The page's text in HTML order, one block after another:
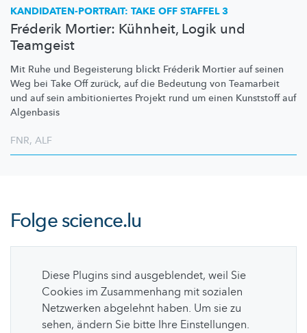
KANDIDATEN-PORTRAIT: TAKE OFF STAFFEL 3
Fréderik Mortier: Kühnheit, Logik und
Teamgeist
Mit Ruhe und Begeisterung blickt Fréderik Mortier auf seinen
Weg bei Take Off zurück, auf die Bedeutung von Teamarbeit
und auf sein ambitioniertes Projekt rund um einen Kunststoff auf
Algenbasis
FNR, ALF
Folgescience.lu
Diese Plugins sind ausgeblendet, weil Sie
Cookies im Zusammenhang mit sozialen
Netzwerken abgelehnt haben. Um sie zu
sehen, ändern Sie bitte Ihre Einstellungen.